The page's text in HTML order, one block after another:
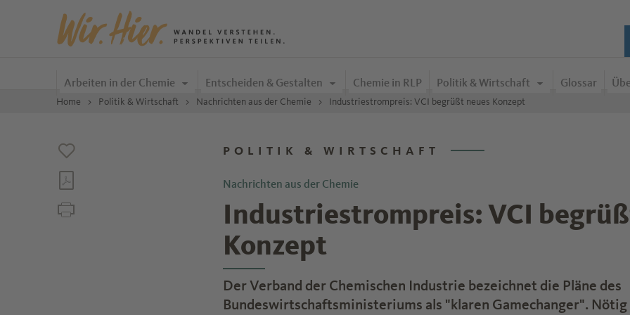
Zum Inhalt springen
Arbeiten in der Chemie Entscheiden & Gestalten Chemie in RLP Politik & Wirtschaft Glossar
Home Politik & Wirtschaft Nachrichten aus der Chemie Industriestrompreis: VCI begrüßt neues Konzept
POLITIK & WIRTSCHAFT
Nachrichten aus der Chemie
Industriestrompreis: VCI
Konzept
Der Verband der Chemischen Industrie bezeichnet die Pläne des
Bundeswirtschaftsministeriums als "klaren Gamechanger". Nötig